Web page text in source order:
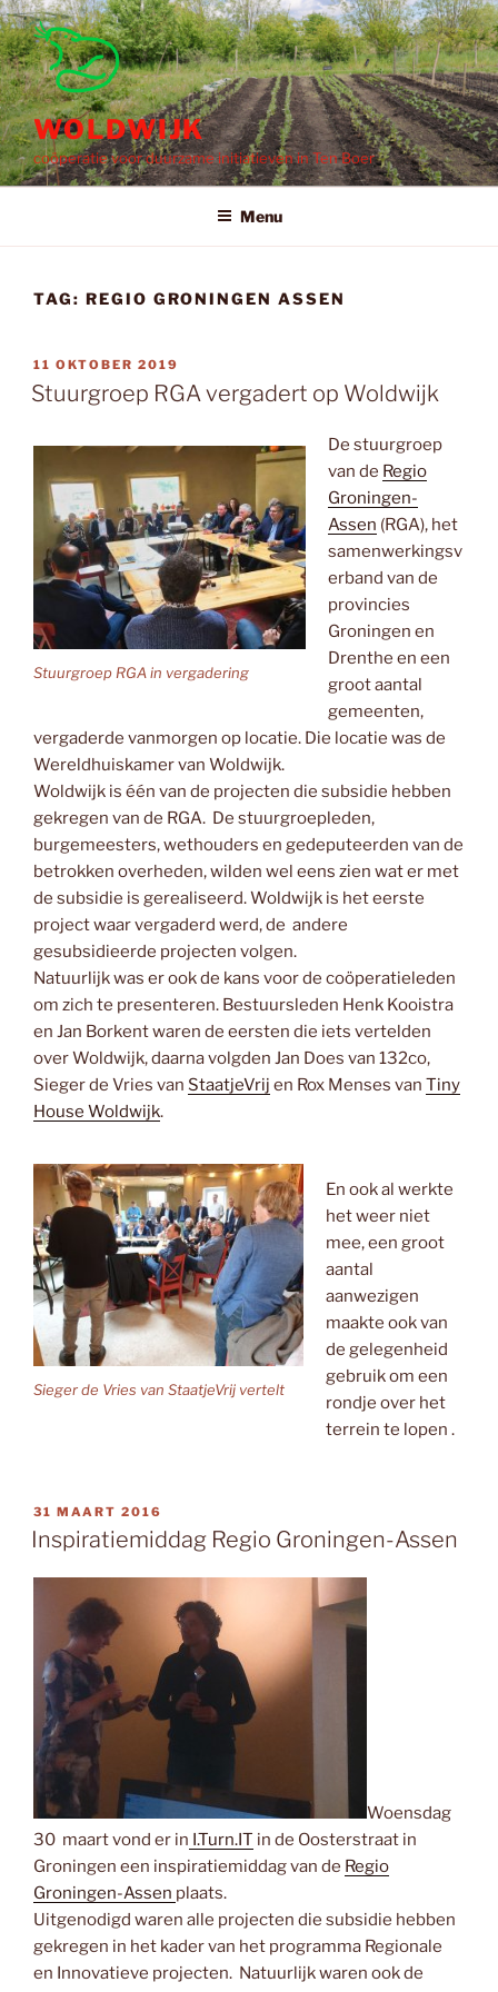
Ga
naar
de
inhoud
WOLDWIJK
coöperatie voor duurzame initiatieven in Ten Boer
Menu
TAG: REGIO GRONINGEN ASSEN
GEPLAATST
OP
11 OKTOBER 2019
Stuurgroep RGA vergadert op Woldwijk
Stuurgroep RGA in vergadering
De stuurgroep
van de Regio
Groningen-
Assen (RGA), het
samenwerkingsv
erband van de
provincies
Groningen en
Drenthe en een
groot aantal
gemeenten,
vergaderde vanmorgen op locatie. Die locatie was de
Wereldhuiskamer van Woldwijk.
Woldwijk is één van de projecten die subsidie hebben
gekregen van de RGA. De stuurgroepleden,
burgemeesters, wethouders en gedeputeerden van de
betrokken overheden, wilden wel eens zien wat er met
de subsidie is gerealiseerd. Woldwijk is het eerste
project waar vergaderd werd, de andere
gesubsidieerde projecten volgen.
Natuurlijk was er ook de kans voor de coöperatieleden
om zich te presenteren. Bestuursleden Henk Kooistra
en Jan Borkent waren de eersten die iets vertelden
over Woldwijk, daarna volgden Jan Does van 132co,
Sieger de Vries van StaatjeVrij en Rox Menses van Tiny
House Woldwijk.
Sieger de Vries van StaatjeVrij vertelt
En ook al werkte
het weer niet
mee, een groot
aantal
aanwezigen
maakte ook van
de gelegenheid
gebruik om een
rondje over het
terrein te lopen .
GEPLAATST
OP
31 MAART 2016
Inspiratiemiddag Regio Groningen-Assen
Woensdag
30 maart vond er in I.Turn.IT in de Oosterstraat in
Groningen een inspiratiemiddag van de Regio
Groningen-Assen plaats.
Uitgenodigd waren alle projecten die subsidie hebben
gekregen in het kader van het programma Regionale
en Innovatieve projecten. Natuurlijk waren ook de